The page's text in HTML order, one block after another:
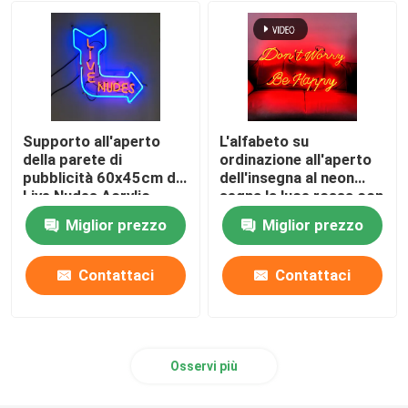
Bordo del segno del ristorante
Segno di costruzione
Segnaletica luminosa
Segno della lettera della tenda foranea
Supporto all'aperto
della parete di
pubblicità 60x45cm di
Live Nudes Acrylic
Neon Sign
Miglior prezzo
Contattaci
L'alfabeto su
ordinazione all'aperto
dell'insegna al neon
segna la luce rossa con
lettere 12VDC
Miglior prezzo
Contattaci
Osservi più